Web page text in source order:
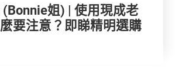
(Bonnie姐) | 使用現成老
要注意？即睇精明選購